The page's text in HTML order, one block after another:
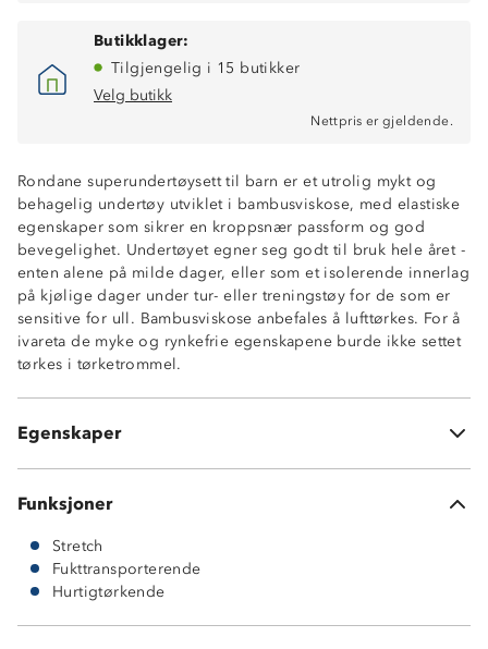
Butikklager:
Tilgjengelig i 15 butikker
Velg butikk
Nettpris er gjeldende.
Rondane superundertøysett til barn er et utrolig mykt og
behagelig undertøy utviklet i bambusviskose, med elastiske
egenskaper som sikrer en kroppsnær passform og god
bevegelighet. Undertøyet egner seg godt til bruk hele året -
enten alene på milde dager, eller som et isolerende innerlag
på kjølige dager under tur- eller treningstøy for de som er
sensitive for ull. Bambusviskose anbefales å lufttørkes. For å
ivareta de myke og rynkefrie egenskapene burde ikke settet
tørkes i tørketrommel.
Egenskaper
2-veisstretch
Fukttransporterende
Kroppsnær passform
Elastisk linning i longs
Rund hals på trøye
Holder seg mykt uten bruk av tøymykner
Sett med trøye og longs
Funksjoner
Stretch
Fukttransporterende
Hurtigtørkende